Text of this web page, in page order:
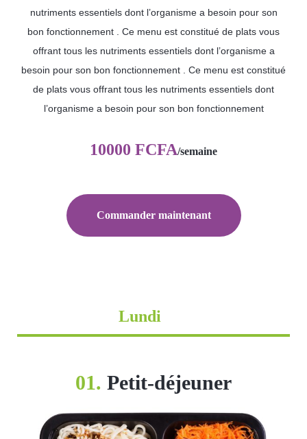
nutriments essentiels dont l’organisme a besoin pour son
bon fonctionnement . Ce menu est constitué de plats vous
offrant tous les nutriments essentiels dont l’organisme a
besoin pour son bon fonctionnement . Ce menu est constitué
de plats vous offrant tous les nutriments essentiels dont
l’organisme a besoin pour son bon fonctionnement
10000 FCFA/semaine
Commander maintenant
Lundi
01. Petit-déjeuner